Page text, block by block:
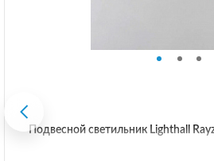
Подвесной светильник Lighthall